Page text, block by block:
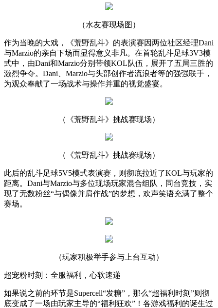
（水友赛现场图）
作为当晚的大戏，《荒野乱斗》的表演赛因两位社区经理Dani
与Marzio的亲自下场而显得意义非凡。在首轮乱斗足球3V3模
式中，由Dani和Marzio分别带领KOL队伍，展开了五局三胜的
激烈争夺。Dani、Marzio与头部创作者流浪者等的强强联手，
为观众奉献了一场战术与操作并重的视觉盛宴。
（《荒野乱斗》挑战赛现场）
（《荒野乱斗》挑战赛现场）
此后的乱斗足球5V5模式表演赛，则彻底拉近了KOL与玩家的
距离。Dani与Marzio与多位现场玩家混合组队，同台竞技，实
现了无数粉丝“与偶像并肩作战”的梦想，欢声笑语充满了整个
赛场。
（玩家积极举手参与上台互动）
超宠粉时刻：全服福利，心软速递
如果说之前的环节是Supercell“发糖”，那么“超福利时刻”则彻
底变成了一场由玩家主导的“福利狂欢”！各游戏福利的诞生过